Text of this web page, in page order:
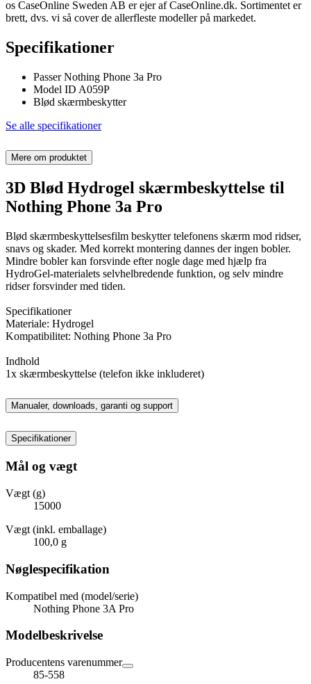
os CaseOnline Sweden AB er ejer af CaseOnline.dk. Sortimentet er
brett, dvs. vi så cover de allerfleste modeller på markedet.
Specifikationer
Passer Nothing Phone 3a Pro
Model ID A059P
Blød skærmbeskytter
Se alle specifikationer
Mere om produktet
3D Blød Hydrogel skærmbeskyttelse til
Nothing Phone 3a Pro
Blød skærmbeskyttelsesfilm beskytter telefonens skærm mod ridser,
snavs og skader. Med korrekt montering dannes der ingen bobler.
Mindre bobler kan forsvinde efter nogle dage med hjælp fra
HydroGel-materialets selvhelbredende funktion, og selv mindre
ridser forsvinder med tiden.
Specifikationer
Materiale: Hydrogel
Kompatibilitet: Nothing Phone 3a Pro
Indhold
1x skærmbeskyttelse (telefon ikke inkluderet)
Manualer, downloads, garanti og support
Specifikationer
Mål og vægt
Vægt (g)
15000
Vægt (inkl. emballage)
100,0 g
Nøglespecifikation
Kompatibel med (model/serie)
Nothing Phone 3A Pro
Modelbeskrivelse
Producentens varenummer
85-558